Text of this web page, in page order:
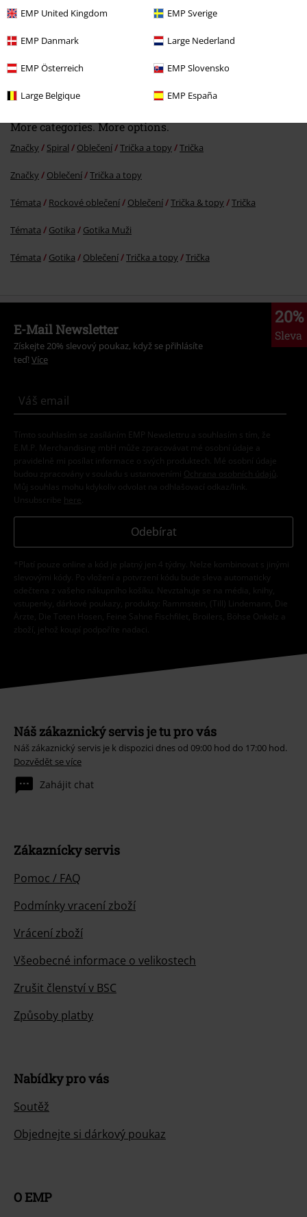
EMP United Kingdom EMP Sverige
EMP Danmark Large Nederland
EMP Österreich EMP Slovensko
Large Belgique EMP España
Kč 489,00
More categories. More options.
Značky Spiral Oblečení Trička a topy Trička
Značky Oblečení Trička a topy
Témata Rockové oblečení Oblečení Trička & topy Trička
Témata Gotika Gotika Muži
Témata Gotika Oblečení Trička a topy Trička
20%
Sleva
E-Mail Newsletter
Získejte 20% slevový poukaz, když se přihlásíte
teď! Více
Tímto souhlasím se zasíláním EMP Newslettru a souhlasím s tím, že
E.M.P. Merchandising mbH může zpracovávat mé osobní údaje a
pravidelně mi posílat informace o svých produktech. Mé osobní údaje
budou zpracovány v souladu s ustanoveními
Ochrana osobních údajů
Můj souhlas mohu kdykoliv odvolat na odhlašovací odkaz/link.
Unsubscribe here
Odebírat
*Platí pouze online a kód je platný jen 4 týdny. Nelze kombinovat s jinými
slevovými kódy. Po vložení a potvrzení kódu bude sleva automaticky
odečtena z vašeho nákupního košíku. Nevztahuje se na média, knihy,
vstupenky, dárkové poukazy, produkty: Rammstein, (Till) Lindemann, Die
Ärzte, Die Toten Hosen, Feine Sahne Fischfilet, Broilers, Böhse Onkelz a
zboží, jehož koupí podpoříte nadaci.
Náš zákaznický servis je tu pro vás
Náš zákaznický servis je k dispozici dnes od 09:00 hod do 17:00 hod.
Dozvědět se více
Zahájit chat
Zákaznícky servis
Pomoc / FAQ
Podmínky vracení zboží
Vrácení zboží
Všeobecné informace o velikostech
Zrušit členství v BSC
Způsoby platby
Nabídky pro vás
Soutěž
Objednejte si dárkový poukaz
O EMP